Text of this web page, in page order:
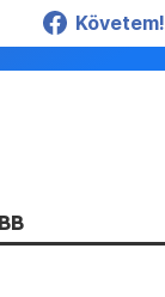
Követem!